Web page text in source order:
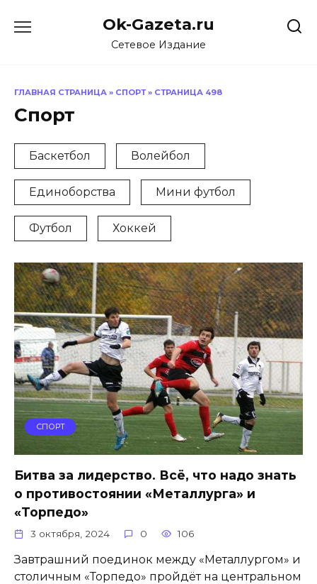
Ok-Gazeta.ru
Сетевое Издание
ГЛАВНАЯ СТРАНИЦА » СПОРТ» СТРАНИЦА 498
Спорт
Баскетбол Волейбол
Единоборства Мини футбол
Футбол Хоккей
СПОРТ
Битва за лидерство. Всё, что надо знать
о противостоянии «Металлурга» и
«Торпедо»
3 октября, 2024 0 106
Завтрашний поединок между «Металлургом» и
столичным «Торпедо» пройдёт на центральном